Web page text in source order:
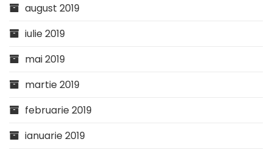
august 2019
iulie 2019
mai 2019
martie 2019
februarie 2019
ianuarie 2019